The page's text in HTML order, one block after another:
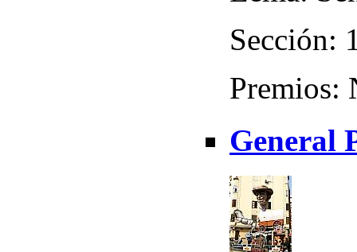
Sección:
Premios:
General